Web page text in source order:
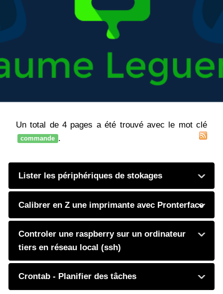
Un total de 4 pages a été trouvé avec le mot clé
commande .
Lister les périphériques de stokages
Calibrer en Z une imprimante avec Pronterface
Controler une raspberry sur un ordinateur
tiers en réseau local (ssh)
Crontab - Planifier des tâches